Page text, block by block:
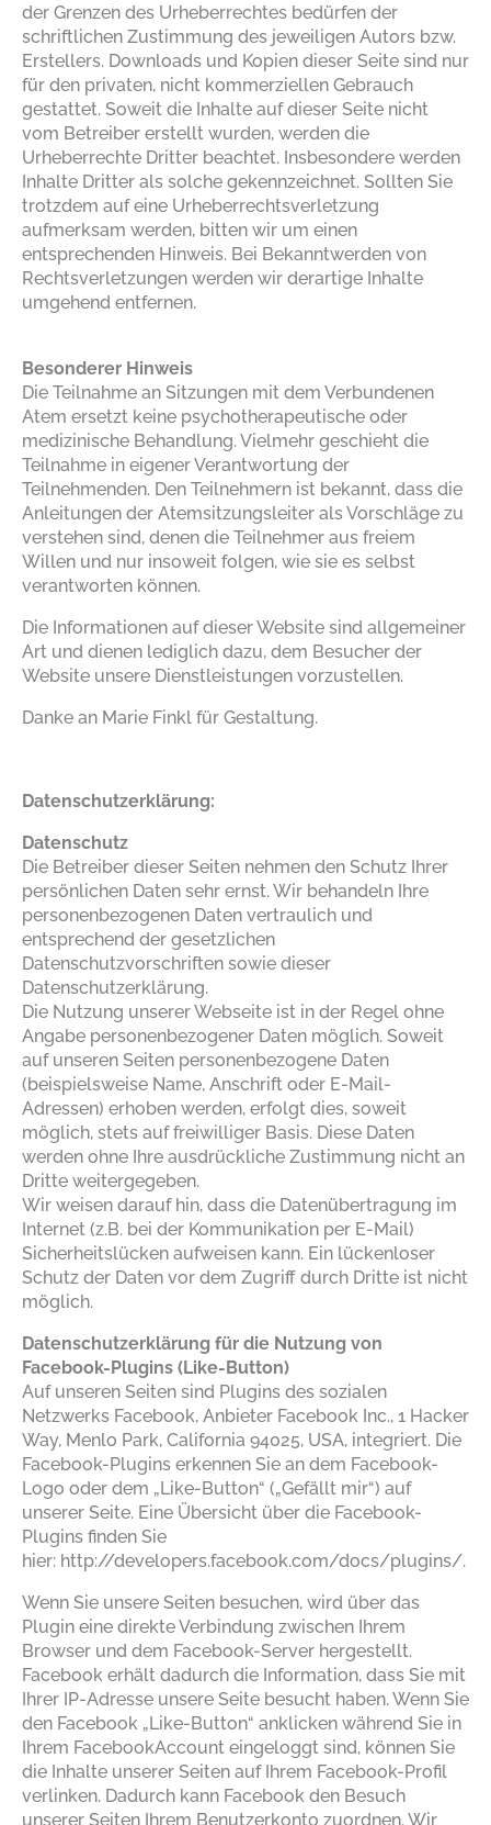
der Grenzen des Urheberrechtes bedürfen der
schriftlichen Zustimmung des jeweiligen Autors bzw.
Erstellers. Downloads und Kopien dieser Seite sind nur
für den privaten, nicht kommerziellen Gebrauch
gestattet. Soweit die Inhalte auf dieser Seite nicht
vom Betreiber erstellt wurden, werden die
Urheberrechte Dritter beachtet. Insbesondere werden
Inhalte Dritter als solche gekennzeichnet. Sollten Sie
trotzdem auf eine Urheberrechtsverletzung
aufmerksam werden, bitten wir um einen
entsprechenden Hinweis. Bei Bekanntwerden von
Rechtsverletzungen werden wir derartige Inhalte
umgehend entfernen.
Besonderer Hinweis
Die Teilnahme an Sitzungen mit dem Verbundenen
Atem ersetzt keine psychotherapeutische oder
medizinische Behandlung. Vielmehr geschieht die
Teilnahme in eigener Verantwortung der
Teilnehmenden. Den Teilnehmern ist bekannt, dass die
Anleitungen der Atemsitzungsleiter als Vorschläge zu
verstehen sind, denen die Teilnehmer aus freiem
Willen und nur insoweit folgen, wie sie es selbst
verantworten können.
Die Informationen auf dieser Website sind allgemeiner
Art und dienen lediglich dazu, dem Besucher der
Website unsere Dienstleistungen vorzustellen.
Danke an Marie Finkl für Gestaltung.
Datenschutzerklärung:
Datenschutz
Die Betreiber dieser Seiten nehmen den Schutz Ihrer
persönlichen Daten sehr ernst. Wir behandeln Ihre
personenbezogenen Daten vertraulich und
entsprechend der gesetzlichen
Datenschutzvorschriften sowie dieser
Datenschutzerklärung.
Die Nutzung unserer Webseite ist in der Regel ohne
Angabe personenbezogener Daten möglich. Soweit
auf unseren Seiten personenbezogene Daten
(beispielsweise Name, Anschrift oder E-Mail-
Adressen) erhoben werden, erfolgt dies, soweit
möglich, stets auf freiwilliger Basis. Diese Daten
werden ohne Ihre ausdrückliche Zustimmung nicht an
Dritte weitergegeben.
Wir weisen darauf hin, dass die Datenübertragung im
Internet (z.B. bei der Kommunikation per E-Mail)
Sicherheitslücken aufweisen kann. Ein lückenloser
Schutz der Daten vor dem Zugriff durch Dritte ist nicht
möglich.
Datenschutzerklärung für die Nutzung von
Facebook-Plugins (Like-Button)
Auf unseren Seiten sind Plugins des sozialen
Netzwerks Facebook, Anbieter Facebook Inc., 1 Hacker
Way, Menlo Park, California 94025, USA, integriert. Die
Facebook-Plugins erkennen Sie an dem Facebook-
Logo oder dem „Like-Button“ („Gefällt mir“) auf
unserer Seite. Eine Übersicht über die Facebook-
Plugins finden Sie
hier: http://developers.facebook.com/docs/plugins/.
Wenn Sie unsere Seiten besuchen, wird über das
Plugin eine direkte Verbindung zwischen Ihrem
Browser und dem Facebook-Server hergestellt.
Facebook erhält dadurch die Information, dass Sie mit
Ihrer IP-Adresse unsere Seite besucht haben. Wenn Sie
den Facebook „Like-Button“ anklicken während Sie in
Ihrem FacebookAccount eingeloggt sind, können Sie
die Inhalte unserer Seiten auf Ihrem Facebook-Profil
verlinken. Dadurch kann Facebook den Besuch
unserer Seiten Ihrem Benutzerkonto zuordnen. Wir